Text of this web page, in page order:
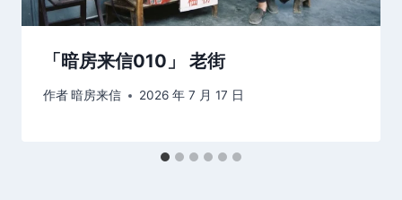
「暗房来信010」 老街
作者暗房来信 2026 年 7 月 17 日